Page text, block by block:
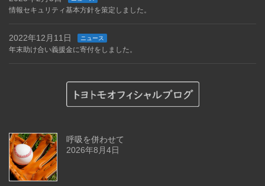
情報セキュリティ基本方針を策定しました。
2022年12月11日 ニュース
年末助け合い義援金に寄付をしました。
呼吸を併わせて
2026年8月4日